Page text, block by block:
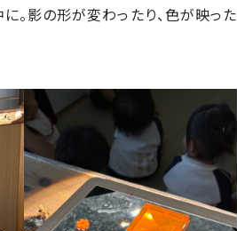
。影の形が変わったり、色が映った